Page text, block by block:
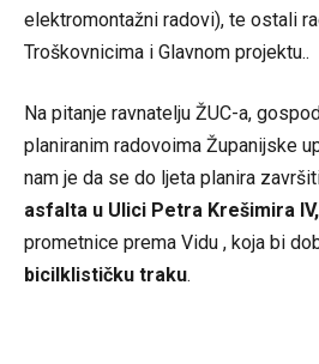
elektromontažni radovi), te ostali
Troškovnicima i Glavnom projektu..
Na pitanje ravnatelju ŽUC-a,
planiranim radovoima Županijske
nam je da se do ljeta planira
asfalta u Ulici Petra Krešimira IV,
prometnice prema Vidu , koja bi
bicilklističku traku.